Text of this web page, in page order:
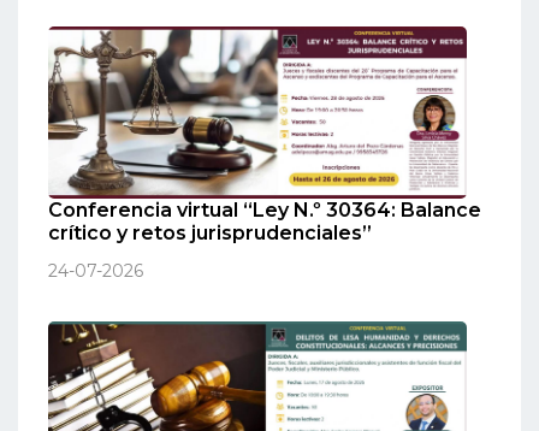
Conferencia virtual “Ley N.º 30364: Balance
crítico y retos jurisprudenciales”
24-07-2026